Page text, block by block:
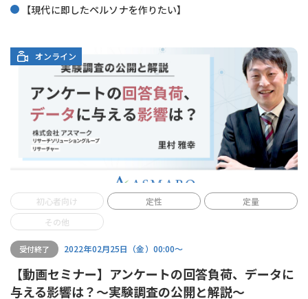
【現代に即したペルソナを作りたい】
オンライン
初心者向け 定性
定量
その他
受付終了 2022年02月25日（金）00:00〜
【動画セミナー】アンケートの回答負荷、データに
与える影響は？～実験調査の公開と解説～